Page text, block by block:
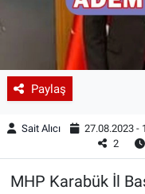
Paylaş
Sait Alıcı 27.08.2023 -
2
MHP Karabük İl